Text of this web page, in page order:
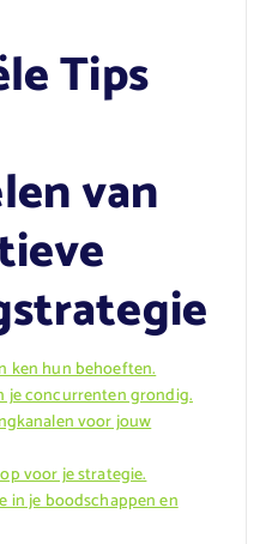
Tips
van
ken hun behoeften.
je concurrenten grondig.
voor jouw
voor je strategie.
in je boodschappen en